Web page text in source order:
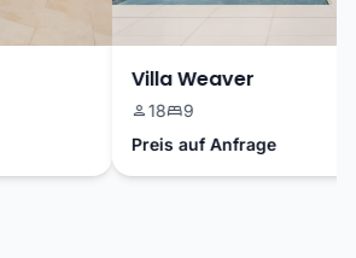
Villa Weaver
18
9
Preis auf Anfrage